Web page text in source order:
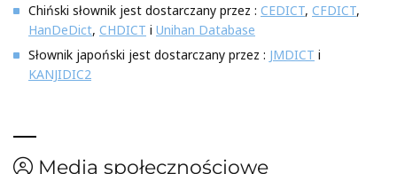
Chiński słownik jest dostarczany przez : CEDICT, CFDICT,
HanDeDict, CHDICT i Unihan Database
Słownik japoński jest dostarczany przez : JMDICT i
KANJIDIC2
Media społecznościowe